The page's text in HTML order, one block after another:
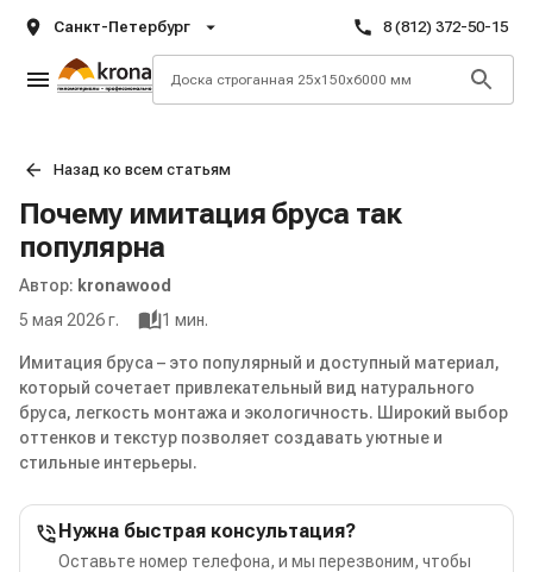
Санкт-Петербург 8 (812) 372-50-15
Назад ко всем статьям
Почему имитация бруса так
популярна
Автор: kronawood
5 мая 2026 г.
1 мин.
Имитация бруса – это популярный и доступный материал,
который сочетает привлекательный вид натурального
бруса, легкость монтажа и экологичность. Широкий выбор
оттенков и текстур позволяет создавать уютные и
стильные интерьеры.
Нужна быстрая консультация?
Оставьте номер телефона, и мы перезвоним, чтобы